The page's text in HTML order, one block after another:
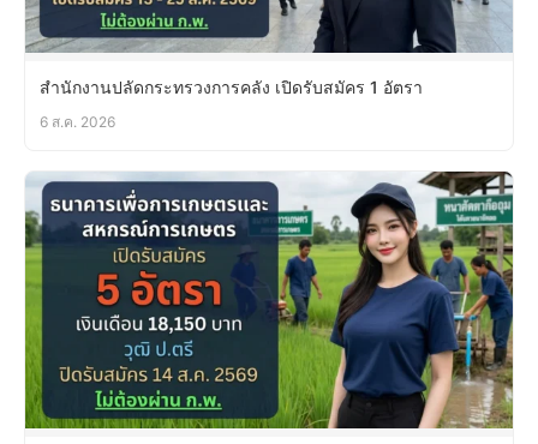
สำนักงานปลัดกระทรวงการคลัง เปิดรับสมัคร 1 อัตรา
6 ส.ค. 2026